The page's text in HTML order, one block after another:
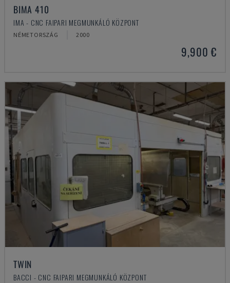
BIMA 410
IMA - CNC FAIPARI MEGMUNKÁLÓ KÖZPONT
NÉMETORSZÁG 2000
9,900 €
TWIN
BACCI - CNC FAIPARI MEGMUNKÁLÓ KÖZPONT